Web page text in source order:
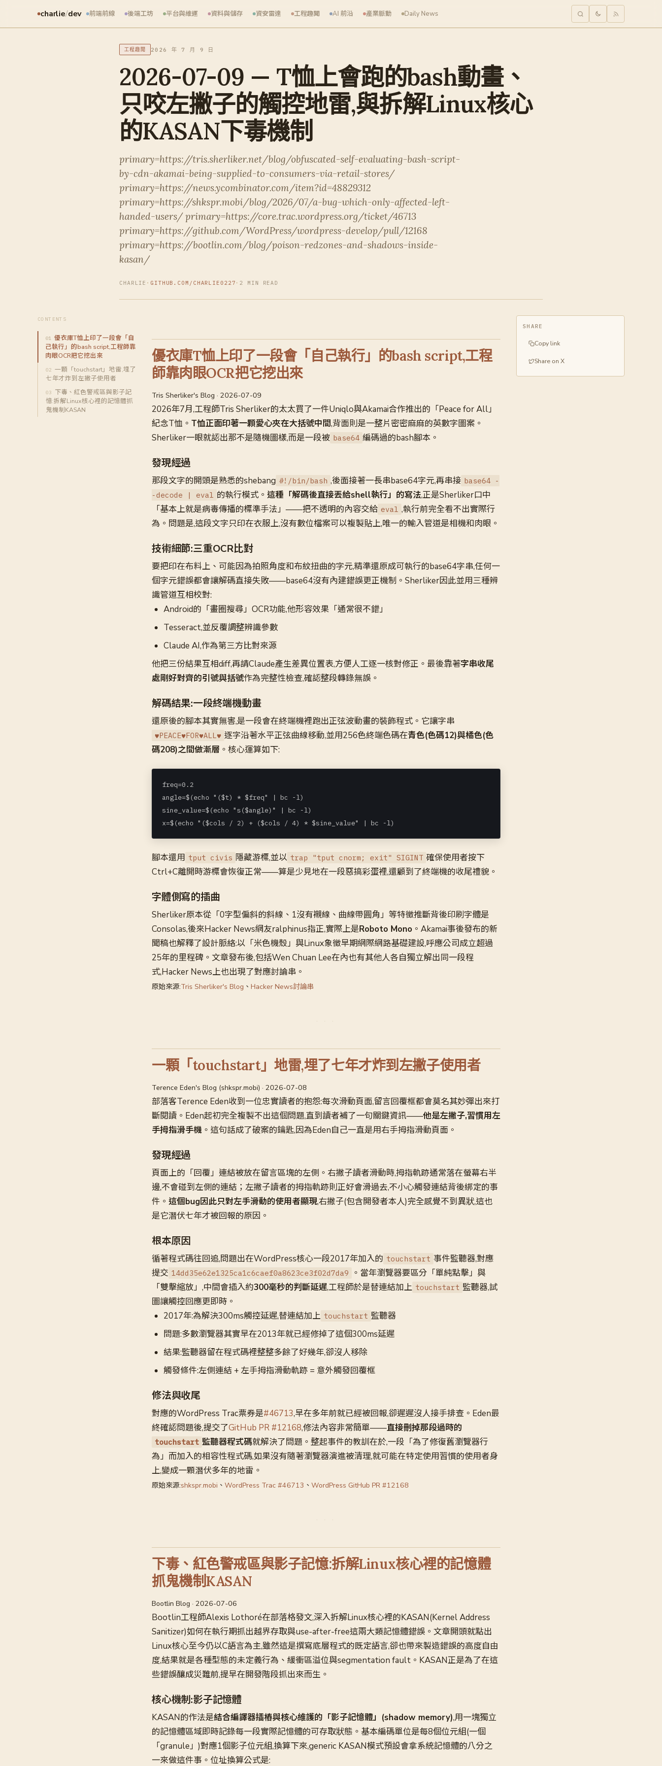
charlie/dev 前端前線 後端工坊 平台與維運 資料與儲存 資安雷達 工程趣聞 AI 前沿 產業脈動 Daily News
工程趣聞 2026 年 7 月 9 日
2026-07-09 — T恤上會跑的bash動畫、
只咬左撇子的觸控地雷,與拆解Linux核心
的KASAN下毒機制
primary=https://tris.sherliker.net/blog/obfuscated-self-evaluating-bash-script-
by-cdn-akamai-being-supplied-to-consumers-via-retail-stores/
primary=https://news.ycombinator.com/item?id=48829312
primary=https://shkspr.mobi/blog/2026/07/a-bug-which-only-affected-left-
handed-users/ primary=https://core.trac.wordpress.org/ticket/46713
primary=https://github.com/WordPress/wordpress-develop/pull/12168
primary=https://bootlin.com/blog/poison-redzones-and-shadows-inside-
kasan/
CHARLIE · GITHUB.COM/CHARLIE0227 · 2 MIN READ
CONTENTS
優衣庫T恤上印了一段會「自
己執行」的bash script,工程師靠
肉眼OCR把它挖出來
一顆「touchstart」地雷,埋了
七年才炸到左撇子使用者
下毒、紅色警戒區與影子記
憶:拆解Linux核心裡的記憶體抓
鬼機制KASAN
優衣庫T恤上印了一段會「自己執行」的bash script,工程
師靠肉眼OCR把它挖出來
Tris Sherliker's Blog · 2026-07-09
2026年7月,工程師Tris Sherliker的太太買了一件Uniqlo與Akamai合作推出的「Peace for All」
紀念T恤。 T恤正面印著一顆愛心夾在大括號中間,背面則是一整片密密麻麻的英數字圖案。
Sherliker一眼就認出那不是隨機圖樣,而是一段被 base64 編碼過的bash腳本。
發現經過
那段文字的開頭是熟悉的shebang #!/bin/bash ,後面接著一長串base64字元,再串接 base64 -
-decode | eval 的執行模式。 這種「解碼後直接丟給shell執行」的寫法,正是Sherliker口中
「基本上就是病毒傳播的標準手法」——把不透明的內容交給 eval ,執行前完全看不出實際行
為。問題是,這段文字只印在衣服上,沒有數位檔案可以複製貼上,唯一的輸入管道是相機和肉眼。
技術細節:三重OCR比對
要把印在布料上、可能因為拍照角度和布紋扭曲的字元,精準還原成可執行的base64字串,任何一
個字元錯誤都會讓解碼直接失敗——base64沒有內建錯誤更正機制。Sherliker因此並用三種辨
識管道互相校對:
Android的「畫圈搜尋」OCR功能,他形容效果「通常很不錯」
Tesseract,並反覆調整辨識參數
Claude AI,作為第三方比對來源
他把三份結果互相diff,再請Claude產生差異位置表,方便人工逐一核對修正。最後靠著字串收尾
處剛好對齊的引號與括號作為完整性檢查,確認整段轉錄無誤。
解碼結果:一段終端機動畫
還原後的腳本其實無害,是一段會在終端機裡跑出正弦波動畫的裝飾程式。它讓字串
♥PEACE♥FOR♥ALL♥ 逐字沿著水平正弦曲線移動,並用256色終端色碼在青色(色碼12)與橘色(色
碼208)之間做漸層 。核心運算如下:
freq=0.2
angle=$(echo "($t) * $freq" | bc -l)
sine_value=$(echo "s($angle)" | bc -l)
x=$(echo "($cols / 2) + ($cols / 4) * $sine_value" | bc -l)
腳本還用 tput civis 隱藏游標,並以 trap "tput cnorm; exit" SIGINT 確保使用者按下
Ctrl+C離開時游標會恢復正常——算是少見地在一段惡搞彩蛋裡,還顧到了終端機的收尾禮貌。
字體側寫的插曲
Sherliker原本從「0字型偏斜的斜線、1沒有襯線、曲線帶圓角」等特徵推斷背後印刷字體是
Consolas,後來Hacker News網友ralphinus指正,實際上是Roboto Mono 。Akamai事後發布的新
聞稿也解釋了設計脈絡:以「米色機殼」與Linux象徵早期網際網路基礎建設,呼應公司成立超過
25年的里程碑。文章發布後,包括Wen Chuan Lee在內也有其他人各自獨立解出同一段程
式,Hacker News上也出現了對應討論串。
原始來源:Tris Sherliker's Blog 、 Hacker News討論串
一顆「touchstart」地雷,埋了七年才炸到左撇子使用者
Terence Eden's Blog (shkspr.mobi) · 2026-07-08
部落客Terence Eden收到一位忠實讀者的抱怨:每次滑動頁面,留言回覆框都會莫名其妙彈出來打
斷閱讀。Eden起初完全複製不出這個問題,直到讀者補了一句關鍵資訊——他是左撇子,習慣用左
手拇指滑手機 。這句話成了破案的鑰匙,因為Eden自己一直是用右手拇指滑動頁面。
發現經過
頁面上的「回覆」連結被放在留言區塊的左側。右撇子讀者滑動時,拇指軌跡通常落在螢幕右半
邊,不會碰到左側的連結；左撇子讀者的拇指軌跡則正好會滑過去,不小心觸發連結背後綁定的事
件。 這個bug因此只對左手滑動的使用者顯現,右撇子(包含開發者本人)完全感覺不到異狀,這也
是它潛伏七年才被回報的原因。
根本原因
循著程式碼往回追,問題出在WordPress核心一段2017年加入的 touchstart 事件監聽器,對應
提交 14dd35e62e1325ca1c6caef0a8623ce3f02d7da9
。當年瀏覽器要區分「單純點擊」與
「雙擊縮放」,中間會插入約300毫秒的判斷延遲,工程師於是替連結加上 touchstart 監聽器,試
圖讓觸控回應更即時。
2017年:為解決300ms觸控延遲,替連結加上 touchstart 監聽器
問題:多數瀏覽器其實早在2013年就已經修掉了這個300ms延遲
結果:監聽器留在程式碼裡整整多餘了好幾年,卻沒人移除
觸發條件:左側連結 + 左手拇指滑動軌跡 = 意外觸發回覆框
修法與收尾
對應的WordPress Trac票券是#46713,早在多年前就已經被回報,卻遲遲沒人接手排查。Eden最
終確認問題後,提交了GitHub PR #12168,修法內容非常簡單——直接刪掉那段過時的
touchstart 監聽器程式碼就解決了問題。整起事件的教訓在於,一段「為了修復舊瀏覽器行
為」而加入的相容性程式碼,如果沒有隨著瀏覽器演進被清理,就可能在特定使用習慣的使用者身
上,變成一顆潛伏多年的地雷。
原始來源:shkspr.mobi 、 WordPress Trac #46713 、 WordPress GitHub PR #12168
下毒、紅色警戒區與影子記憶:拆解Linux核心裡的記憶體
抓鬼機制KASAN
Bootlin Blog · 2026-07-06
Bootlin工程師Alexis Lothoré在部落格發文,深入拆解Linux核心裡的KASAN(Kernel Address
Sanitizer)如何在執行期抓出越界存取與use-after-free這兩大類記憶體錯誤。文章開頭就點出
Linux核心至今仍以C語言為主,雖然這是撰寫底層程式的既定語言,卻也帶來製造錯誤的高度自由
度,結果就是各種型態的未定義行為、緩衝區溢位與segmentation fault。KASAN正是為了在這
些錯誤釀成災難前,提早在開發階段抓出來而生。
核心機制:影子記憶體
KASAN的作法是結合編譯器插樁與核心維護的「影子記憶體」(shadow memory),用一塊獨立
的記憶體區域即時記錄每一段實際記憶體的可存取狀態。基本編碼單位是每8個位元組(一個
「granule」)對應1個影子位元組,換算下來,generic KASAN模式預設會拿系統記憶體的八分之
一來做這件事。位址換算公式是:
SHARE
Copy link
Share on X